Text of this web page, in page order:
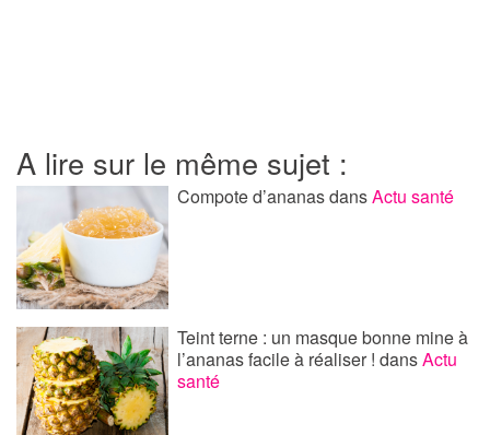
A lire sur le même sujet :
Compote d’ananasdansActu santé
Teint terne : un masque bonne mine à
l’ananas facile à réaliser !dansActu
santé